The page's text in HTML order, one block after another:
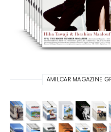
AMILCAR MAGAZINE